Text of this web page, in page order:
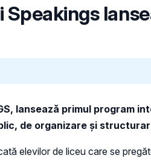
lansează primul program
de organizare și
elevilor de liceu care se